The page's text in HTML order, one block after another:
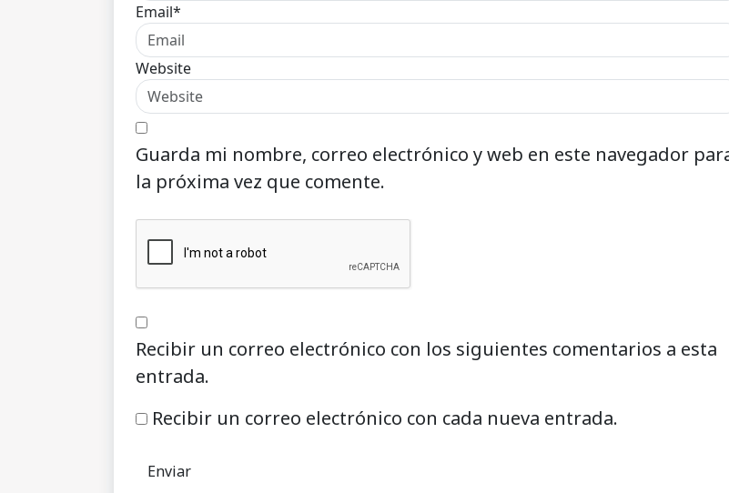
Email*
Website
Guarda mi nombre, correo electrónico y web en este navegador
la próxima vez que comente.
Recibir un correo electrónico con los siguientes comentarios a esta
entrada.
Recibir un correo electrónico con cada nueva entrada.